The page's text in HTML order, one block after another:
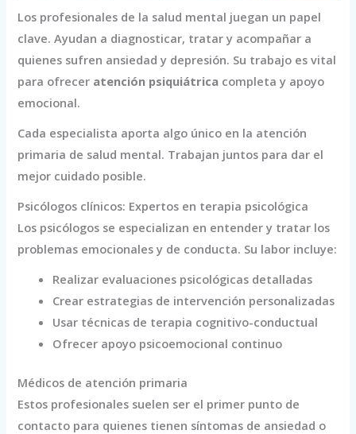
Los profesionales de la salud mental juegan un papel
clave. Ayudan a diagnosticar, tratar y acompañar a
quienes sufren ansiedad y depresión. Su trabajo es vital
para ofrecer atención psiquiátrica completa y apoyo
emocional.
Cada especialista aporta algo único en la atención
primaria de salud mental. Trabajan juntos para dar el
mejor cuidado posible.
Psicólogos clínicos: Expertos en terapia psicológica
Los psicólogos se especializan en entender y tratar los
problemas emocionales y de conducta. Su labor incluye:
Realizar evaluaciones psicológicas detalladas
Crear estrategias de intervención personalizadas
Usar técnicas de terapia cognitivo-conductual
Ofrecer apoyo psicoemocional continuo
Médicos de atención primaria
Estos profesionales suelen ser el primer punto de
contacto para quienes tienen síntomas de ansiedad o